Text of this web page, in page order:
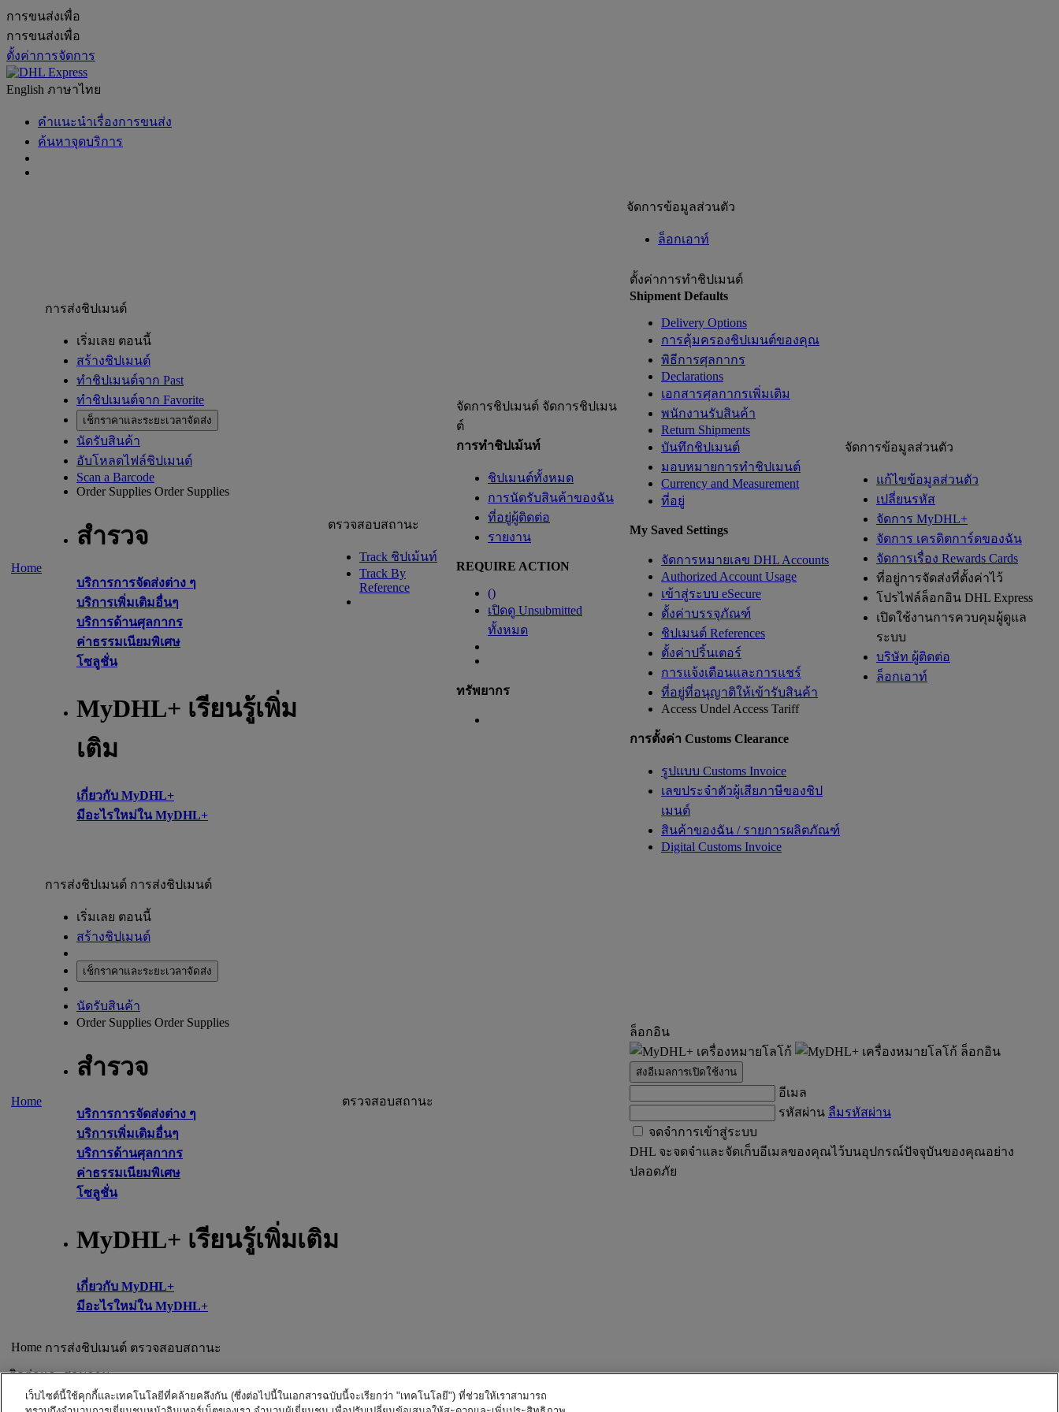
การขนส่งเพื่อ
การขนส่งเพื่อ
ตั้งค่าการจัดการ
English ภาษาไทย
คำแนะนำเรื่องการขนส่ง
ค้นหาจุดบริการ
จัดการข้อมูลส่วนตัว
ล็อกเอาท์
Home
การส่งชิปเมนต์
เริ่มเลย ตอนนี้
สร้างชิปเมนต์
ทำชิปเมนต์จาก Past
ทำชิปเมนต์จาก Favorite
เช็กราคาและระยะเวลาจัดส่ง
นัดรับสินค้า
อับโหลดไฟล์ชิปเมนต์
Scan a Barcode
Order Supplies Order Supplies
สำรวจ
บริการการจัดส่งต่าง ๆ
บริการเพิ่มเติมอื่นๆ
บริการด้านศุลกากร
ค่าธรรมเนียมพิเศษ
โซลูชั่น
MyDHL+ เรียนรู้เพิ่ม
เติม
เกี่ยวกับ MyDHL+
มีอะไรใหม่ใน MyDHL+
ตรวจสอบสถานะ
Track ชิปเม้นท์
Track By
Reference
จัดการชิปเมนต์ จัดการชิปเมน
ต์
การทำชิปเม้นท์
ชิปเมนต์ทั้งหมด
การนัดรับสินค้าของฉัน
ที่อยู่ผู้ติดต่อ
รายงาน
REQUIRE ACTION
()
เปิดดู Unsubmitted
ทั้งหมด
ทรัพยากร
ตั้งค่าการทำชิปเมนต์
Shipment Defaults
Delivery Options
การคุ้มครองชิปเมนต์ของคุณ
พิธีการศุลกากร
Declarations
เอกสารศุลกากรเพิ่มเติม
พนักงานรับสินค้า
Return Shipments
บันทึกชิปเมนต์
มอบหมายการทำชิปเมนต์
Currency and Measurement
ที่อยู่
My Saved Settings
จัดการหมายเลข DHL Accounts
Authorized Account Usage
เข้าสู่ระบบ eSecure
ตั้งค่าบรรจุภัณฑ์
ชิปเมนต์ References
ตั้งค่าปริ้นเตอร์
การแจ้งเตือนและการแชร์
ที่อยู่ที่อนุญาติให้เข้ารับสินค้า
Access Undel Access Tariff
การตั้งค่า Customs Clearance
รูปแบบ Customs Invoice
เลขประจำตัวผู้เสียภาษีของชิป
เมนต์
สินค้าของฉัน / รายการผลิตภัณฑ์
Digital Customs Invoice
จัดการข้อมูลส่วนตัว
แก้ไขข้อมูลส่วนตัว
เปลี่ยนรหัส
จัดการ MyDHL+
จัดการ เครดิตการ์ดของฉัน
จัดการเรื่อง Rewards Cards
ที่อยู่การจัดส่งที่ตั้งค่าไว้
โปรไฟล์ล็อกอิน DHL Express
เปิดใช้งานการควบคุมผู้ดูแล
ระบบ
บริษัท ผู้ติดต่อ
ล็อกเอาท์
Home
การส่งชิปเมนต์ การส่งชิปเมนต์
เริ่มเลย ตอนนี้
สร้างชิปเมนต์
เช็กราคาและระยะเวลาจัดส่ง
นัดรับสินค้า
Order Supplies Order Supplies
สำรวจ
บริการการจัดส่งต่าง ๆ
บริการเพิ่มเติมอื่นๆ
บริการด้านศุลกากร
ค่าธรรมเนียมพิเศษ
โซลูชั่น
MyDHL+ เรียนรู้เพิ่มเติม
เกี่ยวกับ MyDHL+
มีอะไรใหม่ใน MyDHL+
ตรวจสอบสถานะ
ล็อกอิน
ล็อกอิน
ส่งอีเมลการเปิดใช้งาน
อีเมล
รหัสผ่าน ลืมรหัสผ่าน
จดจำการเข้าสู่ระบบ
DHL จะจดจำและจัดเก็บอีเมลของคุณไว้บนอุปกรณ์ปัจจุบันของคุณอย่าง
ปลอดภัย
Home การส่งชิปเมนต์ ตรวจสอบสถานะ
ติดต่อและสอบถาม
คำแนะนำเรื่องการขนส่ง
เว็บไซต์นี้ใช้คุกกี้และเทคโนโลยีที่คล้ายคลึงกัน (ซึ่งต่อไปนี้ในเอกสารฉบับนี้จะเรียกว่า "เทคโนโลยี") ที่ช่วยให้เราสามารถ